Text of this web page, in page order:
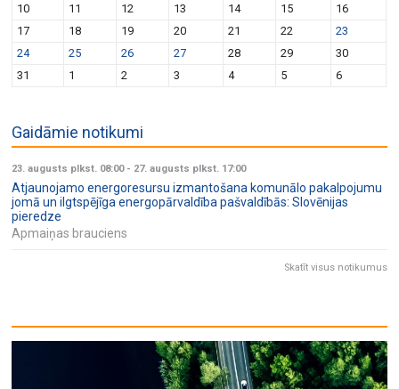
10
11 12 13 14 15
16
17
18 19 20 21 22
23
24
25 26 27 28 29
30
31
1 2 3 4 5 6
Gaidāmie notikumi
23. augusts plkst. 08:00- 27. augusts plkst. 17:00
Atjaunojamo energoresursu izmantošana komunālo pakalpojumu
jomā un ilgtspējīga energopārvaldība pašvaldībās: Slovēnijas
pieredze
Apmaiņas brauciens
Skatīt visus notikumus